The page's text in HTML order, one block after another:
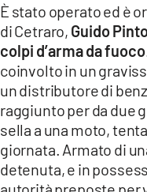
LaC
Network
LACPLAY.IT
LACTV.IT
LACONAIR.IT
LACITYMAG.IT
È stato operato ed è
di Cetraro, Guido
colpi d’arma da fuoco
coinvolto in un
un distributore di
raggiunto per da due
sella a una moto,
giornata. Armato di
detenuta, e in